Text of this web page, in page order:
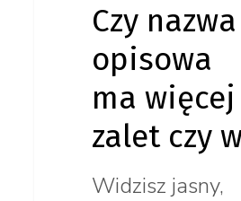
Czy nazwa
opisowa
ma więcej
zalet czy
Widzisz jasny,